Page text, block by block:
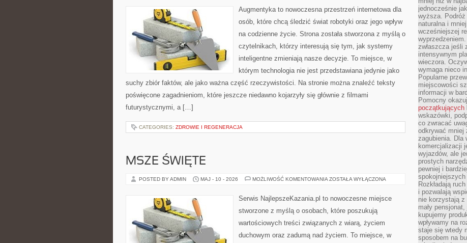
Augmentyka to nowoczesna przestrzeń internetowa dla
osób, które chcą śledzić świat robotyki oraz jego wpływ
na codzienne życie. Strona została stworzona z myślą o
czytelnikach, którzy interesują się tym, jak systemy
inteligentne zmieniają nasze decyzje. To miejsce, w
którym technologia nie jest przedstawiana jedynie jako
suchy zbiór faktów, ale jako ważna część rzeczywistości. Na stronie można znaleźć teksty
poświęcone zagadnieniom, które jeszcze niedawno kojarzyły się głównie z filmami
futurystycznymi, a […]
CATEGORIES: ZDROWIE I REGENERACJA
MSZE ŚWIĘTE
POSTED BY ADMIN MAJ - 10 - 2026 MOŻLIWOŚĆ KOMENTOWANIA MSZE
ZOSTAŁA WYŁĄCZONA
Serwis NajlepszeKazania.pl to nowoczesne miejsce
stworzone z myślą o osobach, które poszukują
wartościowych treści związanych z wiarą, życiem
duchowym oraz zadumą nad życiem. To miejsce, w
jednocześnie
wyższa.
naturalna i
wcześniejszej
zwłaszcza jeśli
intensywnym
wieczora.
wymaga nieco
Popularne
miejscowości
informacji w
Pomocny
początkujących
wskazówki,
co zwracać
odkrywać mniej
zagubienia. Dla
komercjalizacji
wyjazdów, ale
prostych
pewniej i
Rozkładają
i pozwalają
nie korzystają z
mały
kupujemy
wpływamy na
staje się wtedy
sposobem na